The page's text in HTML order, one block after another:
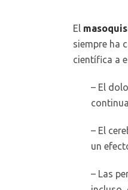
El
siempre ha
científica a
– El
– El
un
– Las